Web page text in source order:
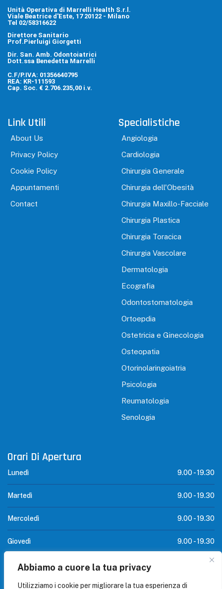
Abbiamo a cuore la tua privacy
Utilizziamo i cookie per migliorare la tua esperienza di
Unità Operativa di Marrelli Health S.r.l.
Viale Beatrice d'Este, 17 20122 - Milano
Tel 02/58316622
Direttore Sanitario
Prof.Pierluigi Giorgetti
Dir. San. Amb. Odontoiatrici
Dott.ssa Benedetta Marrelli
C.F/P.IVA: 01356640795
REA: KR-111593
Cap. Soc. € 2.706.235,00 i.v.
Link Utili
About Us
Privacy Policy
Cookie Policy
Appuntamenti
Contact
Specialistiche
Angiologia
Cardiologia
Chirurgia Generale
Chirurgia dell'Obesità
Chirurgia Maxillo-Facciale
Chirurgia Plastica
Chirurgia Toracica
Chirurgia Vascolare
Dermatologia
Ecografia
Odontostomatologia
Ortoepdia
Ostetricia e Ginecologia
Osteopatia
Otorinolaringoiatria
Psicologia
Reumatologia
Senologia
Orari Di Apertura
Lunedì 9.00 -19.30
Martedì 9.00 -19.30
Mercoledì 9.00 -19.30
Giovedì 9.00 -19.30
Venerdì 19.30
SABATO CHIUSO -